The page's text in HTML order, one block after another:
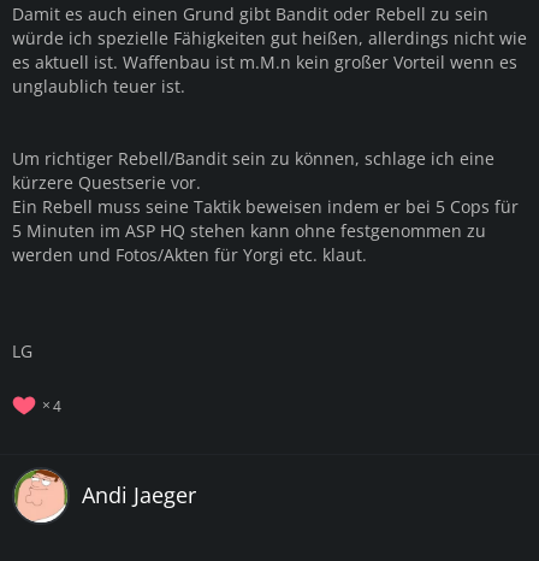
Damit es auch einen Grund gibt Bandit oder Rebell zu sein
würde ich spezielle Fähigkeiten gut heißen, allerdings nicht wie
es aktuell ist. Waffenbau ist m.M.n kein großer Vorteil wenn es
unglaublich teuer ist.
Um richtiger Rebell/Bandit sein zu können, schlage ich eine
kürzere Questserie vor.
Ein Rebell muss seine Taktik beweisen indem er bei 5 Cops für
5 Minuten im ASP HQ stehen kann ohne festgenommen zu
werden und Fotos/Akten für Yorgi etc. klaut.
LG
4
Andi Jaeger